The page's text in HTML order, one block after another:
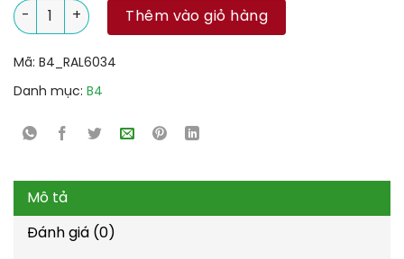
Sơn sàn Polyurethane tự san RAL RAFLOOR SHIELD SL 6034
Thêm vào giỏ hàng
Mã: B4_RAL6034
Danh mục: B4
Mô tả
Đánh giá (0)